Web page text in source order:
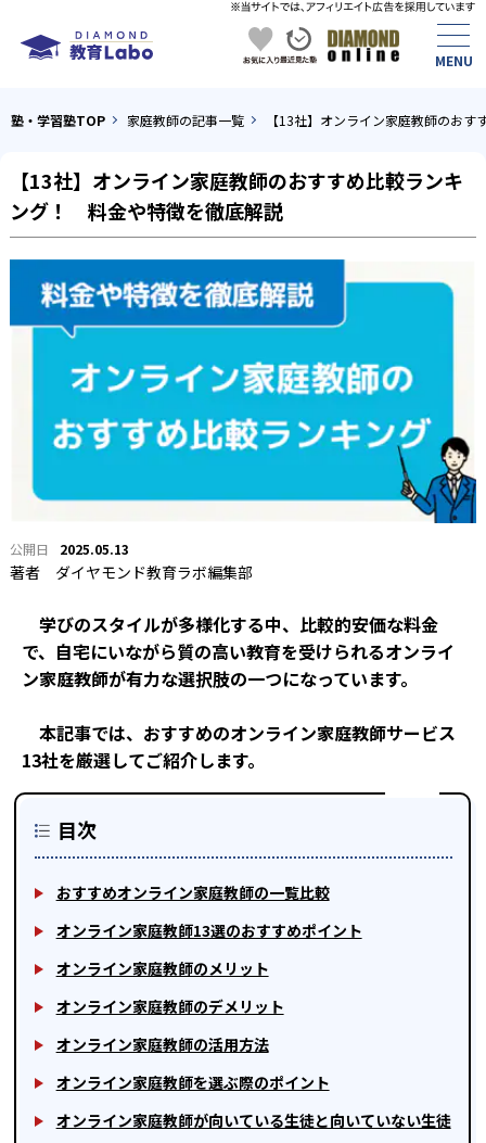
塾・学習塾TOP 家庭教師の記事一覧 【13社】オンライン家庭教師のお
【13社】オンライン家庭教師のおすすめ比較ランキ
ング！ 料金や特徴を徹底解説
2025.05.13
著者 ダイヤモンド教育ラボ編集部
学びのスタイルが多様化する中、比較的安価な料金
で、自宅にいながら質の高い教育を受けられるオンライ
ン家庭教師が有力な選択肢の一つになっています。
本記事では、おすすめのオンライン家庭教師サービス
13社を厳選してご紹介します。
目次
おすすめオンライン家庭教師の一覧比較
オンライン家庭教師13選のおすすめポイント
オンライン家庭教師のメリット
オンライン家庭教師のデメリット
オンライン家庭教師の活用方法
オンライン家庭教師を選ぶ際のポイント
オンライン家庭教師が向いている生徒と向いていない生徒